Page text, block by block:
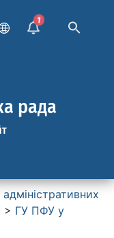
1
рада
> ГУ ПФУ у